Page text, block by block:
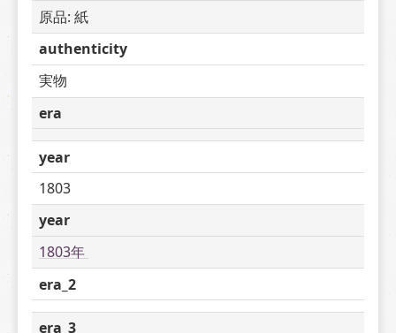
原品: 紙
authenticity
実物
era
year
1803
year
1803年
era_2
era_3